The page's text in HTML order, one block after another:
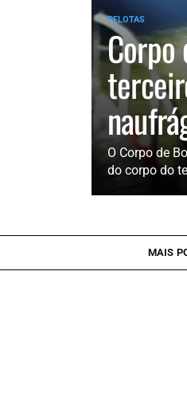
PELOTAS
O Corpo de
do corpo do
MAIS